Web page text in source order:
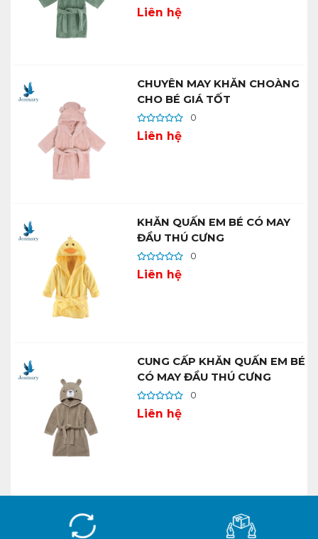
Liên hệ
CHUYÊN MAY KHĂN CHOÀNG
CHO BÉ GIÁ TỐT
0
Liên hệ
KHĂN QUẤN EM BÉ CÓ MAY
ĐẦU THÚ CƯNG
0
Liên hệ
CUNG CẤP KHĂN QUẤN EM BÉ
CÓ MAY ĐẦU THÚ CƯNG
0
Liên hệ